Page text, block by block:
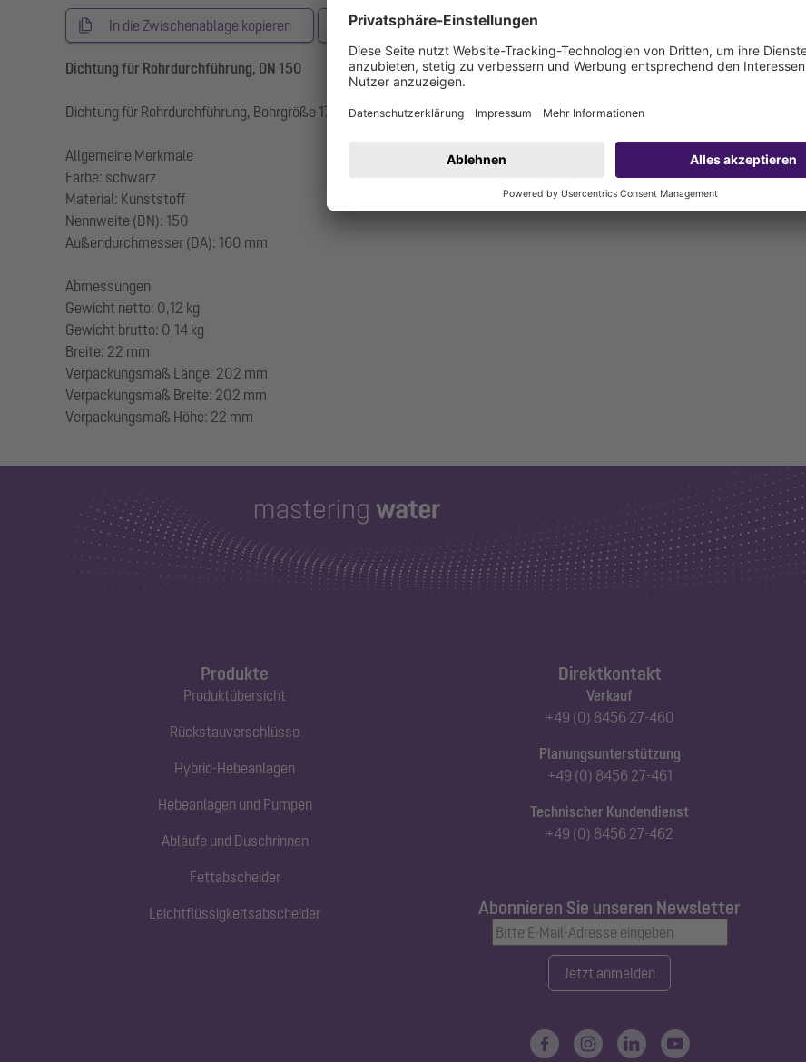
In die Zwischenablage kopieren Ausschreiben.de
Dichtung für Rohrdurchführung, DN 150
Dichtung für Rohrdurchführung, Bohrgröße 170 mm
Allgemeine Merkmale
Farbe: schwarz
Material: Kunststoff
Nennweite (DN): 150
Außendurchmesser (DA): 160 mm
Abmessungen
Gewicht netto: 0,12 kg
Gewicht brutto: 0,14 kg
Breite: 22 mm
Verpackungsmaß Länge: 202 mm
Verpackungsmaß Breite: 202 mm
Produkte
Produktübersicht
Rückstauverschlüsse
Hybrid-Hebeanlagen
Hebeanlagen und Pumpen
Abläufe und Duschrinnen
Fettabscheider
Leichtflüssigkeitsabscheider
Direktkontakt
Verkauf
+49 (0) 8456 27-460
Planungsunterstützung
+49 (0) 8456 27-461
Technischer Kundendienst
+49 (0) 8456 27-462
Abonnieren Sie unseren Newsletter
Jetzt anmelden